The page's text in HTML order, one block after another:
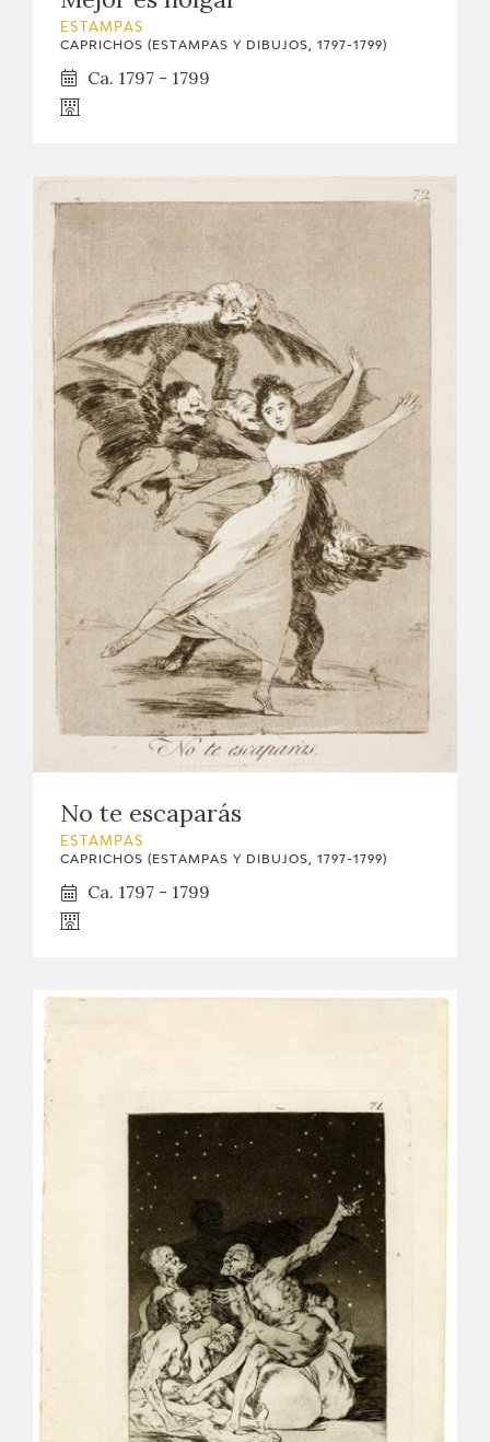
ESTAMPAS
CAPRICHOS (ESTAMPAS Y DIBUJOS, 1797-1799)
Ca. 1797 - 1799
No te escaparás
ESTAMPAS
CAPRICHOS (ESTAMPAS Y DIBUJOS, 1797-1799)
Ca. 1797 - 1799